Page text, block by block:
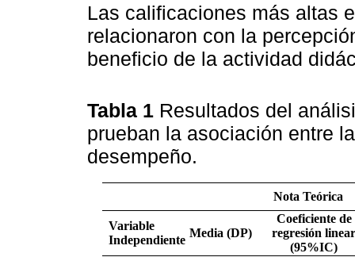
Las calificaciones más altas
relacionaron con la
beneficio de la actividad
Tabla 1 Resultados del
prueban la asociación entre
desempeño.
Nota Teórica
Variable
Independiente
Media (DP)
Coeficiente de
regresión linear
(95%IC)